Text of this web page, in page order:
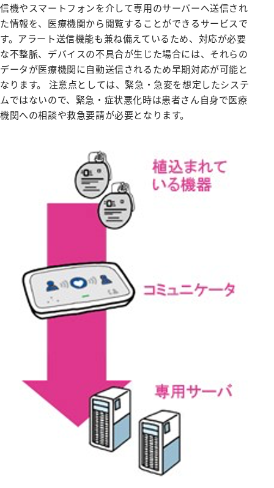
耳鼻咽喉科
放射線科
歯科口腔外科
リハビリテーション科
麻酔科
信機やスマートフォンを介して専用のサーバーへ送信され
た情報を、医療機関から閲覧することができるサービスで
す。アラート送信機能も兼ね備えているため、対応が必要
な不整脈、デバイスの不具合が生じた場合には、それらの
データが医療機関に自動送信されるため早期対応が可能と
なります。 注意点としては、緊急・急変を想定したシステ
ムではないので、緊急・症状悪化時は患者さん自身で医療
機関への相談や救急要請が必要となります。